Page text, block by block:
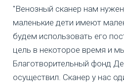
"Венозный сканер нам
маленькие дети имеют
будем использовать его
цель в некоторое время и
Благотворительный фонд
осуществил. Сканер у нас